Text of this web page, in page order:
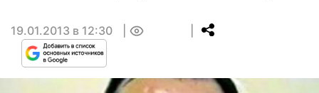
19.01.2013 в 12:30